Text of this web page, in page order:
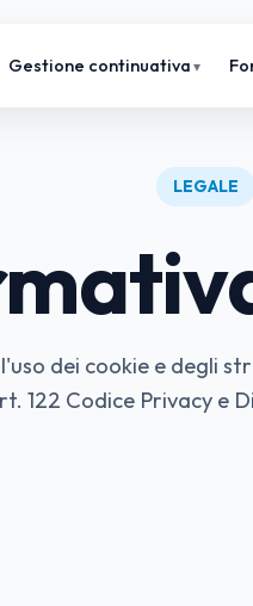
Gestione continuativa
LEGALE
dei cookie e degli
122 Codice Privacy e